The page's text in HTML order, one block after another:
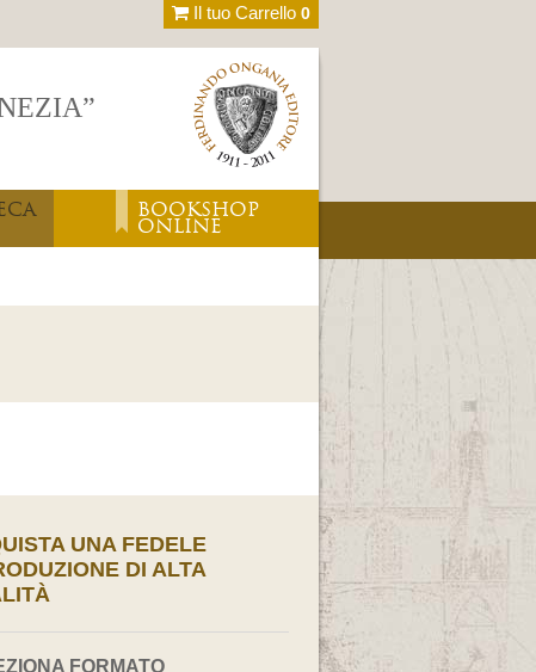
Il tuo Carrello 0
BOOKSHOP
ONLINE
UNA FEDELE
DI ALTA
FORMATO